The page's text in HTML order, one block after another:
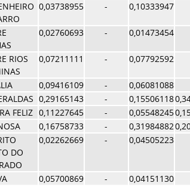
0,03738955 - 0,10333947
0,02760693 - 0,01473454
RIOS
0,07211111 - 0,07792592
0,09416109 - 0,06081088
0,29165143 - 0,15506118
FELIZ 0,11227645 - 0,05548245
0,16758733 - 0,31984882
DO
0,02262669 - 0,04505223
0,05700869 - 0,04151130